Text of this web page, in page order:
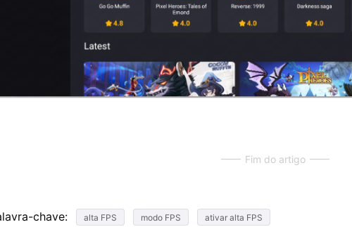
Fim do artigo
chave: alta FPS modo FPS ativar alta FPS